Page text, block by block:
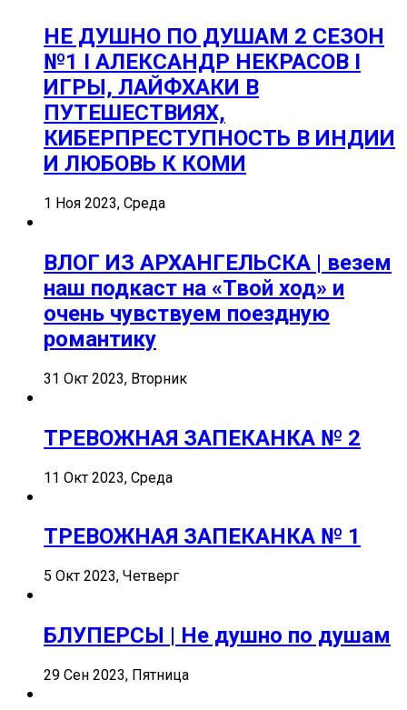
НЕ ДУШНО ПО ДУШАМ 2 СЕЗОН
№1 I АЛЕКСАНДР НЕКРАСОВ I
ИГРЫ, ЛАЙФХАКИ В
ПУТЕШЕСТВИЯХ,
КИБЕРПРЕСТУПНОСТЬ В ИНДИИ
И ЛЮБОВЬ К КОМИ
1 Ноя 2023, Среда
ВЛОГ ИЗ АРХАНГЕЛЬСКА | везем
наш подкаст на «Твой ход» и
очень чувствуем поездную
романтику
31 Окт 2023, Вторник
ТРЕВОЖНАЯ ЗАПЕКАНКА № 2
11 Окт 2023, Среда
ТРЕВОЖНАЯ ЗАПЕКАНКА № 1
5 Окт 2023, Четверг
БЛУПЕРСЫ | Не душно по душам
29 Сен 2023, Пятница